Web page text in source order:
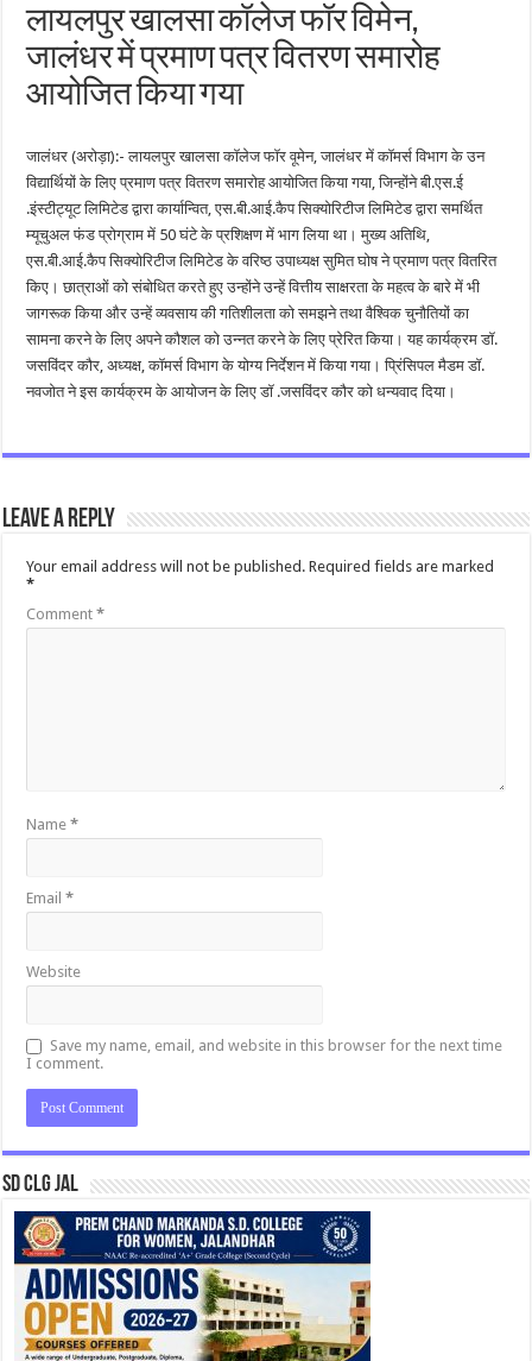
लायलपुर खालसा कॉलेज फॉर विमेन,
जालंधर में प्रमाण पत्र वितरण समारोह
आयोजित किया गया
जालंधर (अरोड़ा):- लायलपुर खालसा कॉलेज फॉर वूमेन, जालंधर में कॉमर्स विभाग के उन
विद्यार्थियों के लिए प्रमाण पत्र वितरण समारोह आयोजित किया गया, जिन्होंने बी.एस.ई
.इंस्टीट्यूट लिमिटेड द्वारा कार्यान्वित, एस.बी.आई.कैप सिक्योरिटीज लिमिटेड द्वारा समर्थित
म्यूचुअल फंड प्रोग्राम में 50 घंटे के प्रशिक्षण में भाग लिया था। मुख्य अतिथि,
एस.बी.आई.कैप सिक्योरिटीज लिमिटेड के वरिष्ठ उपाध्यक्ष सुमित घोष ने प्रमाण पत्र वितरित
किए। छात्राओं को संबोधित करते हुए उन्होंने उन्हें वित्तीय साक्षरता के महत्व के बारे में भी
जागरूक किया और उन्हें व्यवसाय की गतिशीलता को समझने तथा वैश्विक चुनौतियों का
सामना करने के लिए अपने कौशल को उन्नत करने के लिए प्रेरित किया। यह कार्यक्रम डॉ.
जसविंदर कौर, अध्यक्ष, कॉमर्स विभाग के योग्य निर्देशन में किया गया। प्रिंसिपल मैडम डॉ.
नवजोत ने इस कार्यक्रम के आयोजन के लिए डॉ .जसविंदर कौर को धन्यवाद दिया।
Leave a Reply
Your email address will not be published. Required fields are marked
*
Comment*
Name*
Email*
Website
Save my name, email, and website in this browser for the next time
I comment.
SD CLG JAL